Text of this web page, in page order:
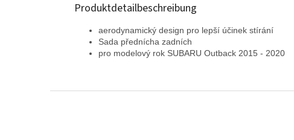
Produktdetailbeschreibung
aerodynamický design pro lepší účinek stírání
Sada přednícha zadních
pro modelový rok SUBARU Outback 2015 - 2020